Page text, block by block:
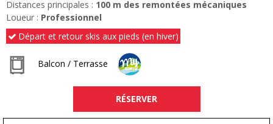
Distances principales : 100 m des remontées mécaniques
Loueur : Professionnel
Départ et retour skis aux pieds (en hiver)
Balcon / Terrasse
RÉSERVER